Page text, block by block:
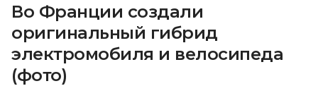
Во Франции создали
оригинальный гибрид
электромобиля и велосипеда
(фото)